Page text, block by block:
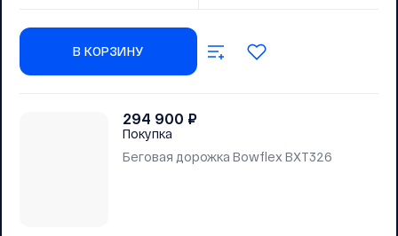
В КОРЗИНУ
294 900 ₽
Покупка
Беговая дорожка Bowflex BXT326